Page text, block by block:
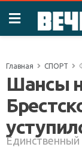
Главная СПОРТ
Шансы
Единственный